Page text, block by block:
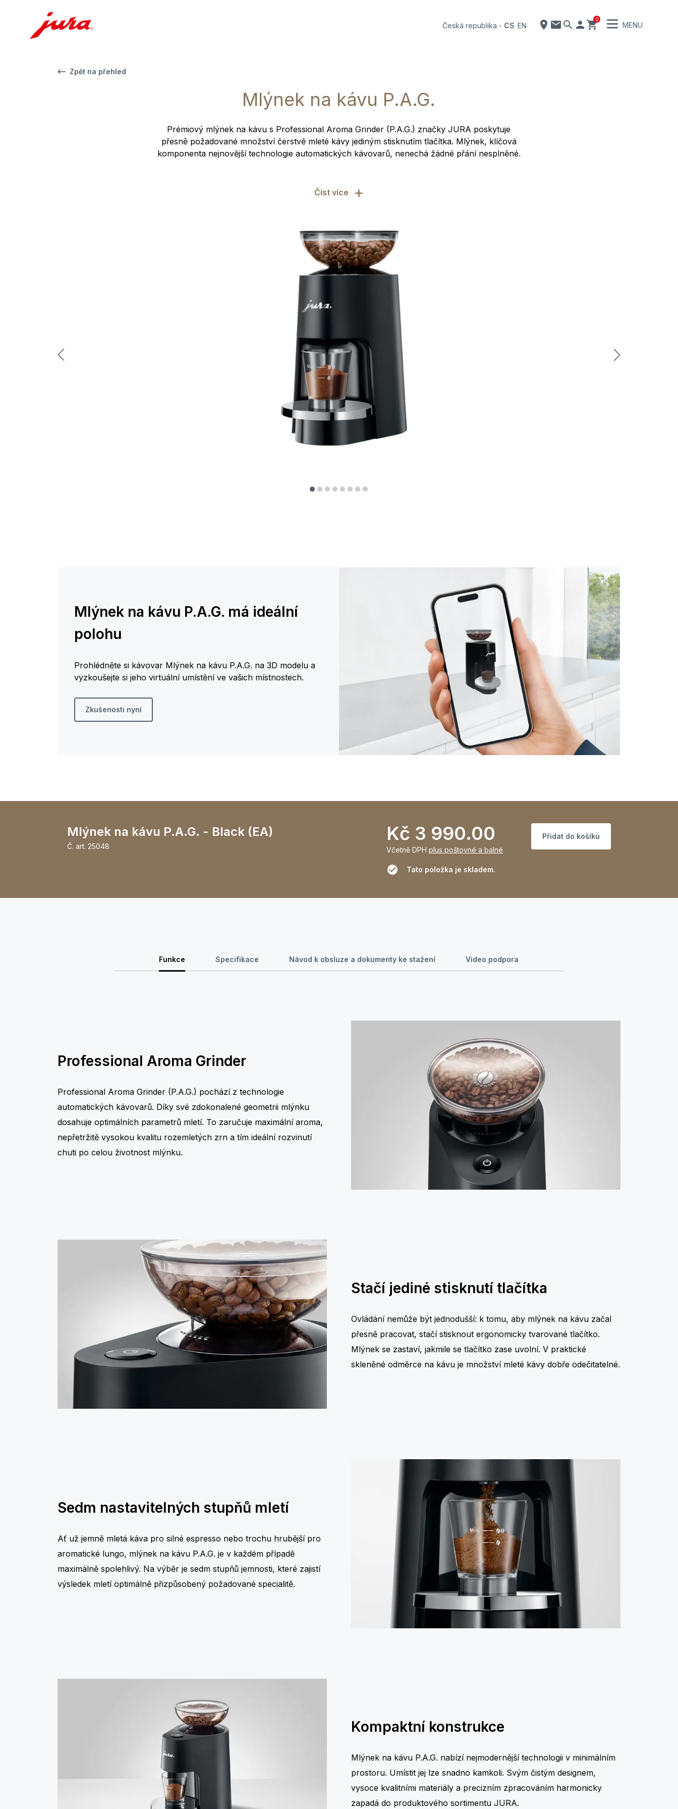
Česká republika - CS EN
0
MENU
Zpět na přehled
Mlýnek na kávu P.A.G.
Prémiový mlýnek na kávu s Professional Aroma Grinder (P.A.G.) značky JURA poskytuje
přesně požadované množství čerstvě mleté kávy jediným stisknutím tlačítka. Mlýnek, klíčová
komponenta nejnovější technologie automatických kávovarů, nenechá žádné přání nesplněné.
Číst více +
Mlýnek na kávu P.A.G. má ideální
polohu
Prohlédněte si kávovar Mlýnek na kávu P.A.G. na 3D modelu a
vyzkoušejte si jeho virtuální umístění ve vašich místnostech.
Zkušenosti nyní
Kč 3 990.00
Včetně DPH plus poštovné a balné
Přidat do košíku
Tato položka je skladem.
Mlýnek na kávu P.A.G. - Black (EA)
Č. art. 25048
Funkce Specifikace Návod k obsluze a dokumenty ke stažení Video podpora
Professional Aroma Grinder
Professional Aroma Grinder (P.A.G.) pochází z technologie
automatických kávovarů. Díky své zdokonalené geometrii mlýnku
dosahuje optimálních parametrů mletí. To zaručuje maximální aroma,
nepřetržitě vysokou kvalitu rozemletých zrn a tím ideální rozvinutí
chuti po celou životnost mlýnku.
Stačí jediné stisknutí tlačítka
Ovládání nemůže být jednodušší: k tomu, aby mlýnek na kávu začal
přesně pracovat, stačí stisknout ergonomicky tvarované tlačítko.
Mlýnek se zastaví, jakmile se tlačítko zase uvolní. V praktické
skleněné odměrce na kávu je množství mleté kávy dobře odečitatelné.
Sedm nastavitelných stupňů mletí
Ať už jemně mletá káva pro silné espresso nebo trochu hrubější pro
aromatické lungo, mlýnek na kávu P.A.G. je v každém případě
maximálně spolehlivý. Na výběr je sedm stupňů jemnosti, které zajistí
výsledek mletí optimálně přizpůsobený požadované specialitě.
Kompaktní konstrukce
Mlýnek na kávu P.A.G. nabízí nejmodernější technologii v minimálním
prostoru. Umístit jej lze snadno kamkoli. Svým čistým designem,
vysoce kvalitními materiály a precizním zpracováním harmonicky
zapadá do produktového sortimentu JURA.